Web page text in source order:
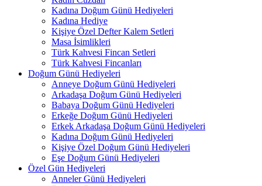
Kadına Doğum Günü Hediyeleri
Kadına Hediye
Kişiye Özel Defter Kalem Setleri
Masa İsimlikleri
Türk Kahvesi Fincan Setleri
Türk Kahvesi Fincanları
Doğum Günü Hediyeleri
Anneye Doğum Günü Hediyeleri
Arkadaşa Doğum Günü Hediyeleri
Babaya Doğum Günü Hediyeleri
Erkeğe Doğum Günü Hediyeleri
Erkek Arkadaşa Doğum Günü Hediyeleri
Kadına Doğum Günü Hediyeleri
Kişiye Özel Doğum Günü Hediyeleri
Eşe Doğum Günü Hediyeleri
Özel Gün Hediyeleri
Anneler Günü Hediyeleri